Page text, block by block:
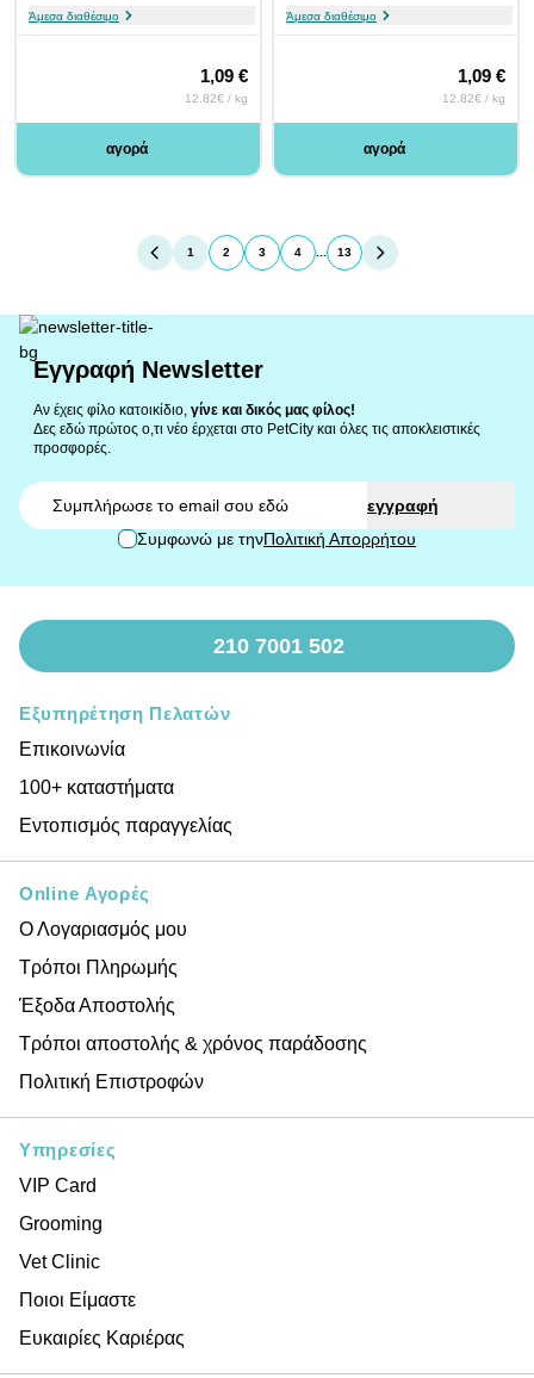
Άμεσα διαθέσιμο
1,09 €
12.82€ / kg
αγορά
Άμεσα διαθέσιμο
1,09 €
12.82€ / kg
αγορά
You're currently reading page
1
Page
2
Page
3
Page
4 ...
Page
13
Εγγραφή Newsletter
Αν έχεις φίλο κατοικίδιο, γίνε και δικός μας φίλος!
Δες εδώ πρώτος ο,τι νέο έρχεται στο PetCity και όλες τις αποκλειστικές
προσφορές.
εγγραφή
Συμφωνώ με τηνΠολιτική Απορρήτου
210 7001 502
Εξυπηρέτηση Πελατών
Επικοινωνία
100+ καταστήματα
Εντοπισμός παραγγελίας
Online Αγορές
Ο Λογαριασμός μου
Τρόποι Πληρωμής
Έξοδα Αποστολής
Τρόποι αποστολής & χρόνος παράδοσης
Πολιτική Επιστροφών
Υπηρεσίες
VIP Card
Grooming
Vet Clinic
Ποιοι Είμαστε
Ευκαιρίες Καριέρας